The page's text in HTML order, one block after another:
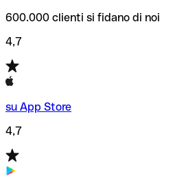
600.000 clienti si fidano di noi
4,7
su App Store
4,7